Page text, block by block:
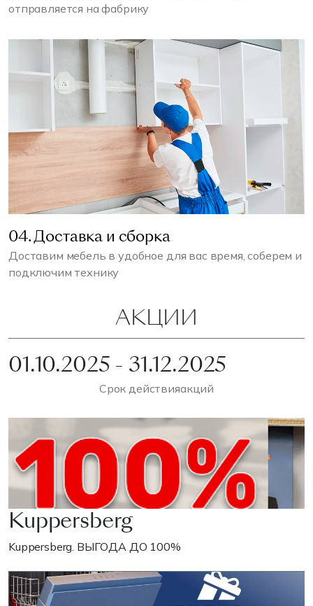
отправляется на фабрику
04. Доставка и сборка
Доставим мебель в удобное для вас время, соберем и
подключим технику
АКЦИИ
01.10.2025 - 31.12.2025
Срок действияакций
Kuppersberg
Kuppersberg. ВЫГОДА ДО 100%